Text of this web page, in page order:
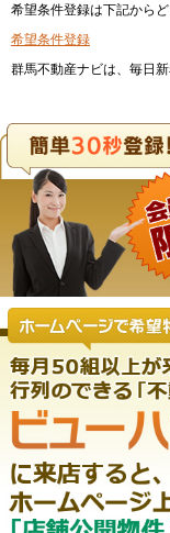
希望条件登録は下記からど
希望条件登録
群馬不動産ナビは、毎日